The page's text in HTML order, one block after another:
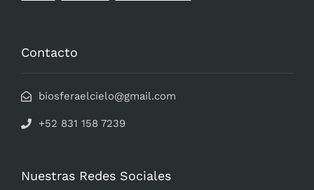
Contacto
biosferaelcielo@gmail.com
+52 831 158 7239
Nuestras Redes Sociales